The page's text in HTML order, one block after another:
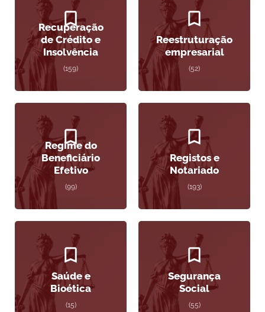
Recuperação
de Crédito e
Insolvência
(159)
Reestruturação
empresarial
(52)
Regime do
Beneficiário
Efetivo
(99)
Registos e
Notariado
(193)
Saúde e
Bioética
(15)
Segurança
Social
(55)